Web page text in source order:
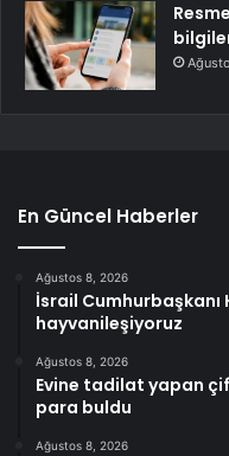
En Güncel Haberler
Ağustos 8, 2026
İsrail
hayvanileşiyoruz
Ağustos 8, 2026
Evine tadilat yapan
para buldu
Ağustos 8, 2026